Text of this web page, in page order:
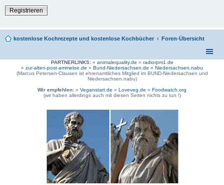
Registrieren
kostenlose Kochrezepte und kostenlose Kochbücher Foren-Übersicht
PARTNERLINKS:» animalequality.de » radiorpm1.de
» zur-alten-post-ammeloe.de » Bund-Niedersachsen.de » Niedersachsen.nabu
(Marcus Petersen-Clausen ist ehrenamtliches Mitglied im BUND-Niedersachsen und
Niedersachsen.nabu)
Wir empfehlen: » Veganstart.de » Loveveg.de » Foodwatch.org
(wir haben allerdings auch mit diesen Seiten nichts zu tun !)